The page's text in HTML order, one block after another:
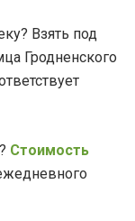
Взять под
Гродненского
Стоимость